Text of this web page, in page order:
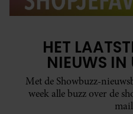
HET
NIEUWS
Met de Showbuzz-
week alle buzz over de